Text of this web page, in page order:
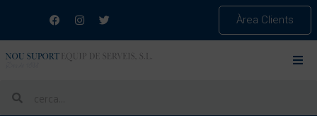
Àrea Clients
ETIQUETA:CONTRACTACIÓ